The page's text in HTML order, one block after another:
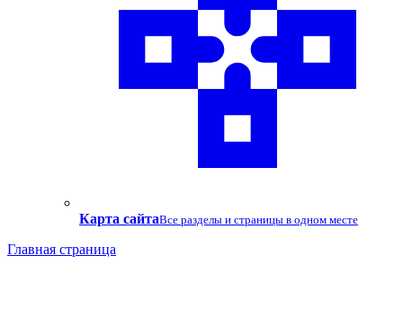
Карта сайтаВсе разделы и страницы в одном месте
Главная страница